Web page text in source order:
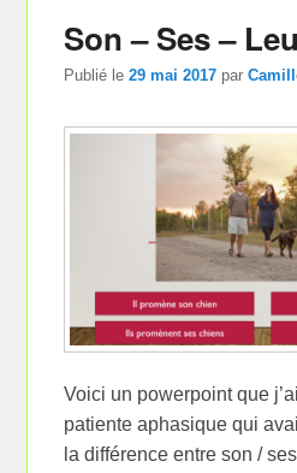
Son – Ses –
Publié le29 mai 2017 par
Voici un powerpoint que
patiente aphasique qui
la différence entre son /